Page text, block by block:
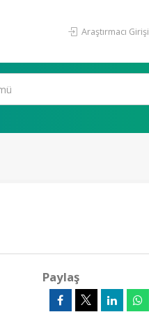
Araştırmacı Girişi
Paylaş